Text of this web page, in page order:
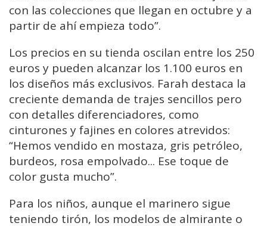
con las colecciones que llegan en octubre y a
partir de ahí empieza todo”.
Los precios en su tienda oscilan entre los 250
euros y pueden alcanzar los 1.100 euros en
los diseños más exclusivos. Farah destaca la
creciente demanda de trajes sencillos pero
con detalles diferenciadores, como
cinturones y fajines en colores atrevidos:
“Hemos vendido en mostaza, gris petróleo,
burdeos, rosa empolvado... Ese toque de
color gusta mucho”.
Para los niños, aunque el marinero sigue
teniendo tirón, los modelos de almirante o